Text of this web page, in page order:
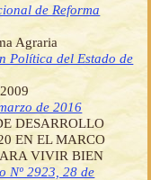
de Reforma
Agraria
Política del Estado de
de 2016
DESARROLLO
EN EL MARCO
VIVIR BIEN
Nº 2923, 28 de